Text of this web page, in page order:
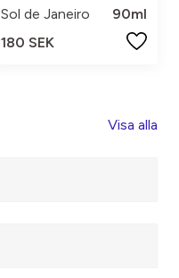
Sol de Janeiro
90ml
180 SEK
Visa alla